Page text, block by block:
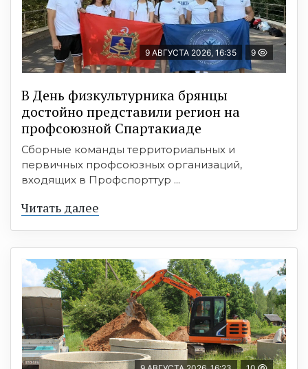
9 АВГУСТА 2026, 16:35 9
В День физкультурника брянцы
достойно представили регион на
профсоюзной Спартакиаде
Сборные команды территориальных и
первичных профсоюзных организаций,
входящих в Профспорттур ...
Читать далее